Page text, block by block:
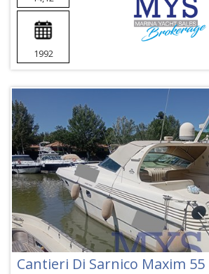
1992
Cantieri Di Sarnico Maxim 55